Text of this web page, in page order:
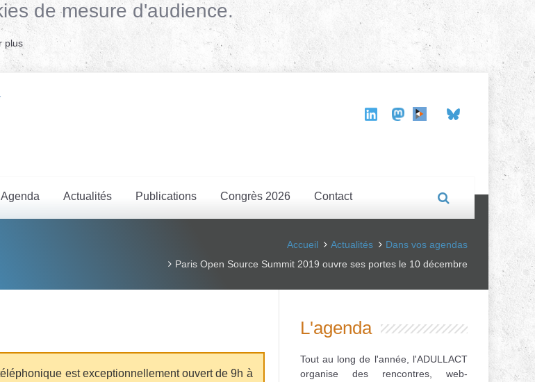
de mesure d'audience.
plus
Agenda Actualités Publications Congrès 2026 Contact
Accueil Actualités
Dans vos agendas
Paris Open Source Summit 2019 ouvre ses portes le 10 décembre
est exceptionnellement ouvert de 9h à
L'agenda
Tout au long de l'année, l'ADULLACT
organise des rencontres, web-